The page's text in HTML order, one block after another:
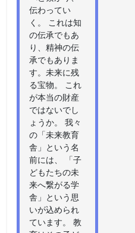
伝わってい
く。 これは知
の伝承でもあ
り、精神の伝
承でもありま
す。未来に残
る宝物。 これ
が本当の財産
ではないでし
ょうか。 我々
の「未来教育
舎」という名
前には、 「子
どもたちの未
来へ繋がる学
舎」という思
いが込められ
ています。 教